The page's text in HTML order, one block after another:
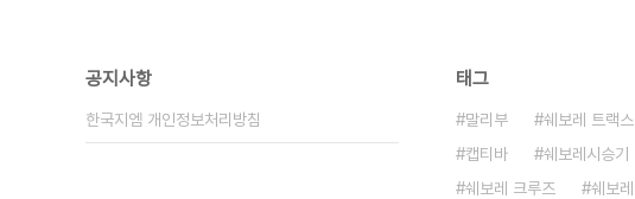
공지사항
한국지엠 개인정보처리방침
태그
말리부 쉐보레 트랙스
캡티바
쉐보레시승기
쉐보레 크루즈
쉐보레